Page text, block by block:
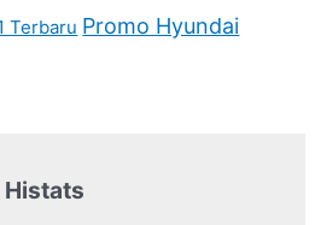
Terbaru Promo Hyundai
Histats